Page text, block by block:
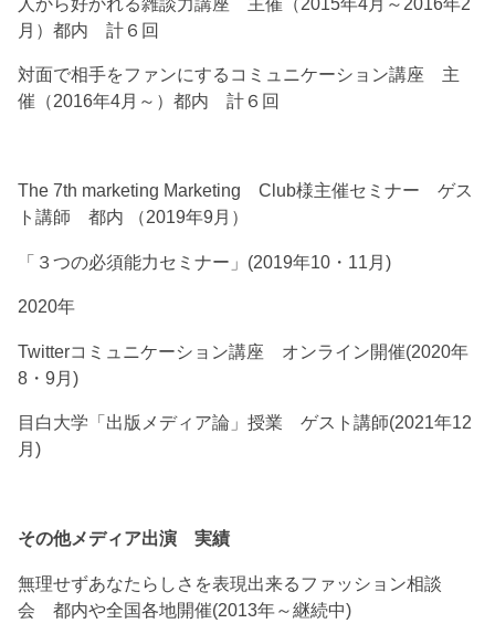
月）都内 計６回
対面で相手をファンにするコミュニケーション講座 主
催（2016年4月～）都内 計６回
The 7th marketing Marketing Club様主催セミナー ゲス
ト講師 都内 （2019年9月）
「３つの必須能力セミナー」(2019年10・11月)
2020年
Twitterコミュニケーション講座 オンライン開催(2020年
8・9月)
目白大学「出版メディア論」授業 ゲスト講師(2021年12
月)
その他メディア出演 実績
無理せずあなたらしさを表現出来るファッション相談
会 都内や全国各地開催(2013年～継続中)